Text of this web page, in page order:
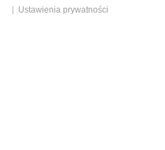
Ustawienia prywatności